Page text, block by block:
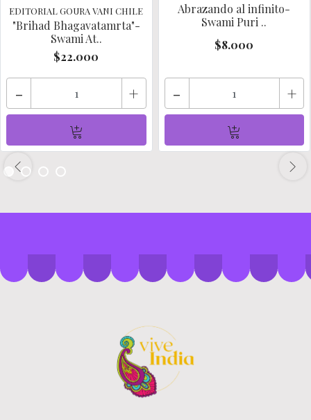
EDITORIAL GOURA VANI CHILE
"Brihad Bhagavatamrta"-
Swami At..
$22.000
- +
Abrazando al infinito-
Swami Puri ..
$8.000
- +